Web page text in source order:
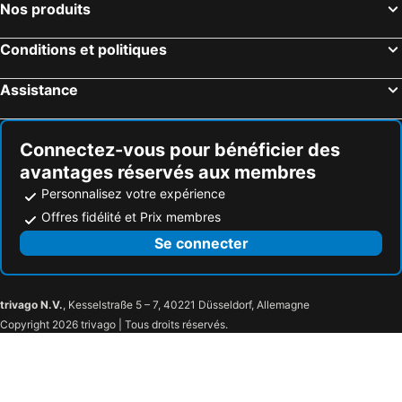
Nos produits
Conditions et politiques
Assistance
Connectez-vous pour bénéficier des
avantages réservés aux membres
Personnalisez votre expérience
Offres fidélité et Prix membres
Se connecter
trivago N.V., Kesselstraße 5 – 7, 40221 Düsseldorf, Allemagne
Copyright 2026 trivago | Tous droits réservés.